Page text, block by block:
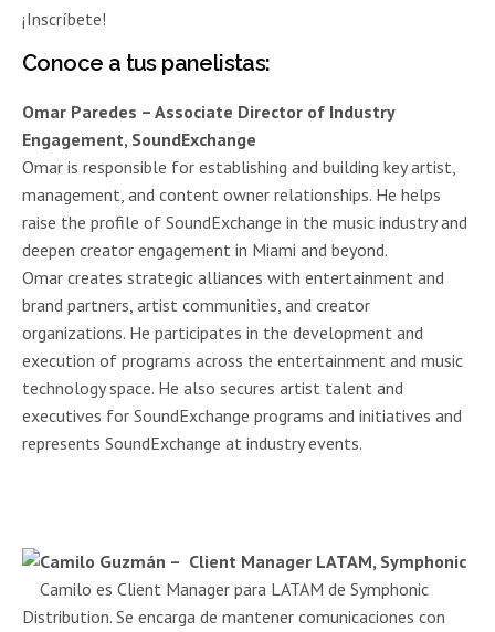
¡Inscríbete!
Conoce a tus panelistas:
Omar Paredes – Associate Director of Industry
Engagement, SoundExchange
Omar is responsible for establishing and building key artist,
management, and content owner relationships. He helps
raise the profile of SoundExchange in the music industry and
deepen creator engagement in Miami and beyond.
Omar creates strategic alliances with entertainment and
brand partners, artist communities, and creator
organizations. He participates in the development and
execution of programs across the entertainment and music
technology space. He also secures artist talent and
executives for SoundExchange programs and initiatives and
represents SoundExchange at industry events.
Camilo Guzmán – Client Manager LATAM, Symphonic
Camilo es Client Manager para LATAM de Symphonic
Distribution. Se encarga de mantener comunicaciones con